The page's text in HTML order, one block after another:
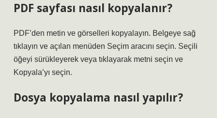
PDF sayfası nasıl kopyalanır?
PDF’den metin ve görselleri kopyalayın. Belgeye sağ
tıklayın ve açılan menüden Seçim aracını seçin. Seçili
öğeyi sürükleyerek veya tıklayarak metni seçin ve
Kopyala’yı seçin.
Dosya kopyalama nasıl yapılır?